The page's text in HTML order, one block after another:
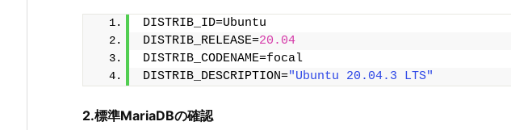
DISTRIB_ID=Ubuntu
DISTRIB_RELEASE=20.04
DISTRIB_CODENAME=focal
DISTRIB_DESCRIPTION="Ubuntu 20.04.3 LTS"
2.標準MariaDBの確認